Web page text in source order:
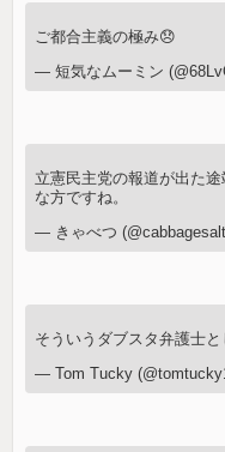
ご都合主義の極み😞
— 短気なムーミン
立憲民主党の報道が出た
な方ですね。
— きゃべつ
そういうダブスタ弁護士
— Tom Tucky